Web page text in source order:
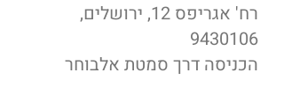
רח' אגריפס 12, ירושלים,
9430106
הכניסה דרך סמטת אלבוחר